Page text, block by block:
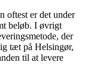
oftest er det under
beløb. I øvrigt
der
tæt på Helsingør,
til at levere